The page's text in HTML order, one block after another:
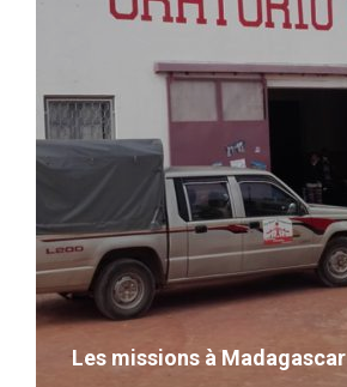
Les falaises malgaches
VOIR LE DÉTAIL
Les missions à Madagascar